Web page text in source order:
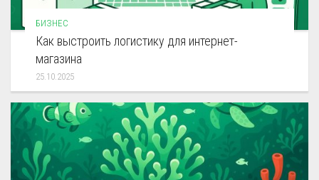
БИЗНЕС
Как выстроить логистику для интернет-
магазина
25.10.2025